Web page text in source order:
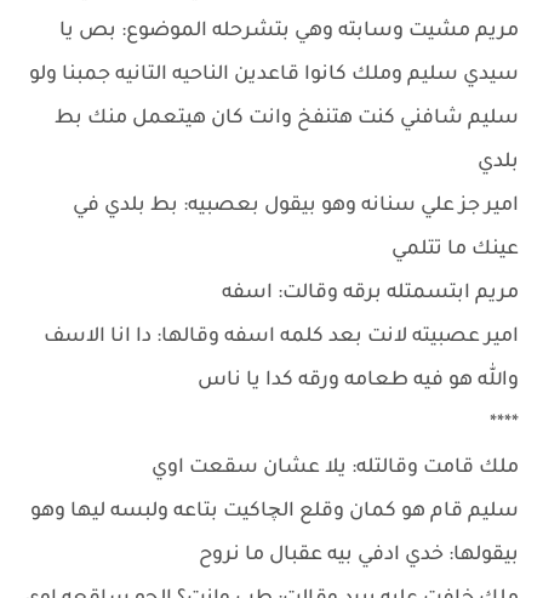
مريم مشيت وسابته وهي بتشرحله الموضوع: بص يا
سيدي سليم وملك كانوا قاعدين الناحيه التانيه جمبنا ولو
سليم شافني كنت هتنفخ وانت كان هيتعمل منك بط
بلدي
امير جز علي سنانه وهو بيقول بعصبيه: بط بلدي في
عينك ما تتلمي
مريم ابتسمتله برقه وقالت: اسفه
امير عصبيته لانت بعد كلمه اسفه وقالها: دا انا الاسف
والله هو فيه طعامه ورقه كدا يا ناس
****
ملك قامت وقالتله: يلا عشان سقعت اوي
سليم قام هو كمان وقلع الچاكيت بتاعه ولبسه ليها وهو
بيقولها: خدي ادفي بيه عقبال ما نروح